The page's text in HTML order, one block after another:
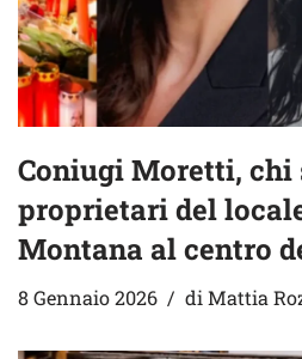
Coniugi Moretti, chi
proprietari del
Montana al centro
8 Gennaio 2026 diMattia